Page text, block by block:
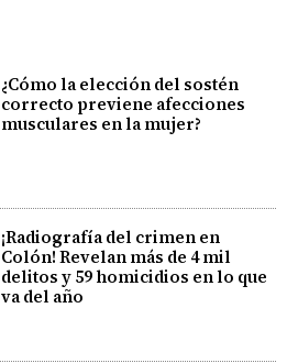
¿Cómo la elección del sostén
correcto previene afecciones
musculares en la mujer?
¡Radiografía del crimen en
Colón! Revelan más de 4 mil
delitos y 59 homicidios en lo que
va del año